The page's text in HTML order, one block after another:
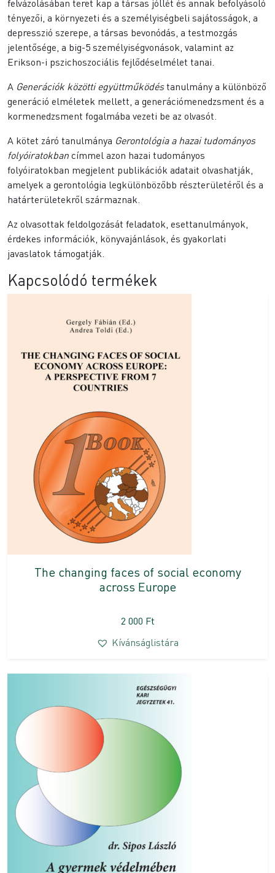
felvázolásában teret kap a társas jóllét és annak befolyásoló
tényezői, a környezeti és a személyiségbeli sajátosságok, a
depresszió szerepe, a társas bevonódás, a testmozgás
jelentősége, a big-5 személyiségvonások, valamint az
Erikson-i pszichoszociális fejlődéselmélet tanai.
A Generációk közötti együttműködéstanulmány a különböző
generáció elméletek mellett, a generációmenedzsment és a
kormenedzsment fogalmába vezeti be az olvasót.
A kötet záró tanulmánya Gerontológia a hazai tudományos
folyóiratokban címmel azon hazai tudományos
folyóiratokban megjelent publikációk adatait olvashatják,
amelyek a gerontológia legkülönbözőbb részterületéről és a
határterületekről származnak.
Az olvasottak feldolgozását feladatok, esettanulmányok,
érdekes információk, könyvajánlások, és gyakorlati
javaslatok támogatják.
Kapcsolódó termékek
The changing faces of social economy
across Europe
2 000 Ft
Kívánságlistára